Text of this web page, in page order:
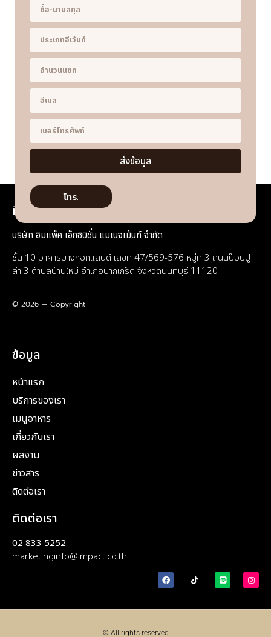
ส่งข้อมูล
โทร.
ที่อยู่
บริษัท อิมแพ็ค เอ็กซิบิชั่น แมเนจเม้นท์ จำกัด
ชั้น 10 อาคารบางกอกแลนด์ เลขที่ 47/569-576 หมู่ที่ 3 ถนนป๊อปปู
ล่า 3 ตำบลบ้านใหม่ อำเภอปากเกร็ด จังหวัดนนทบุรี 11120
© 2026 — Copyright
ข้อมูล
หน้าแรก
บริการของเรา
เมนูอาหาร
เกี่ยวกับเรา
ผลงาน
ข่าวสาร
ติดต่อเรา
ติดต่อเรา
02 833 5252
marketinginfo@impact.co.th
© All rights reserved